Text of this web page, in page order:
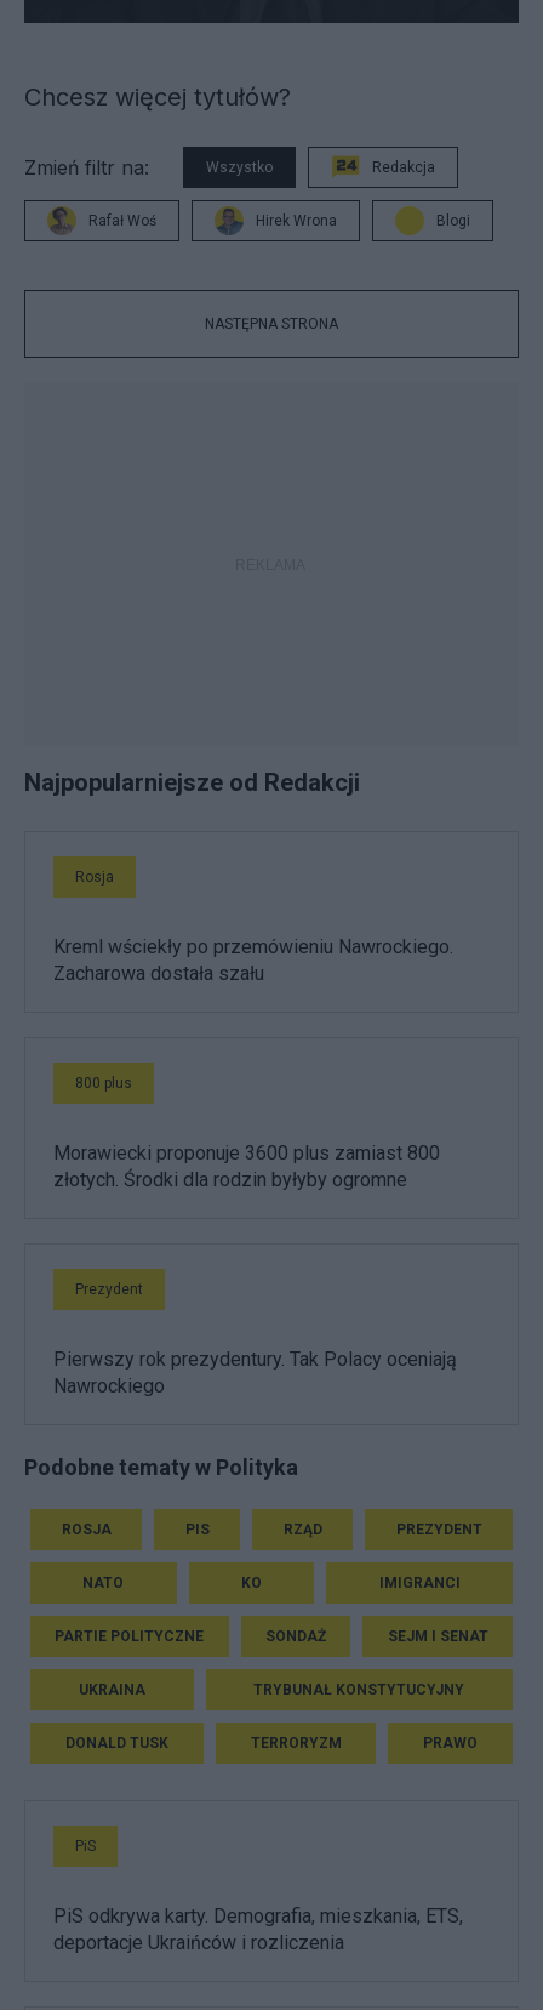
Chcesz więcej tytułów?
Zmień filtr na: Wszystko Redakcja
Rafał Woś Hirek Wrona Blogi
NASTĘPNA STRONA
Najpopularniejsze od Redakcji
Rosja
Kreml wściekły po przemówieniu Nawrockiego.
Zacharowa dostała szału
800 plus
Morawiecki proponuje 3600 plus zamiast 800
złotych. Środki dla rodzin byłyby ogromne
Prezydent
Pierwszy rok prezydentury. Tak Polacy oceniają
Nawrockiego
Podobne tematy w Polityka
ROSJA PIS RZĄD PREZYDENT
NATO KO IMIGRANCI
PARTIE POLITYCZNE SONDAŻ SEJM I SENAT
UKRAINA TRYBUNAŁ KONSTYTUCYJNY
DONALD TUSK TERRORYZM PRAWO
PiS
PiS odkrywa karty. Demografia, mieszkania, ETS,
deportacje Ukraińców i rozliczenia